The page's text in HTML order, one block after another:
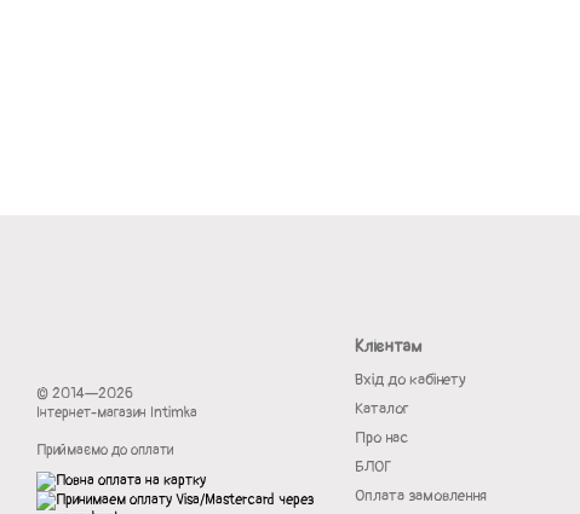
© 2014—2026
Інтернет-магазин Intimka
Приймаємо до оплати
Клієнтам
Вхід до кабінету
Каталог
Про нас
БЛОГ
Оплата замовлення